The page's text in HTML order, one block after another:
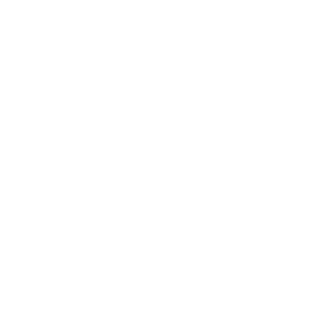
se reflejan a nivel celular los
Por solo citar algunos
(fertilizantes, herbicidas y
en más de una fase
objeto de estudio, desde
el desarrollo larval, la
el desarrollo gonadal y la
inducidas por el
de las precipitaciones y
aguas, son también visibles a